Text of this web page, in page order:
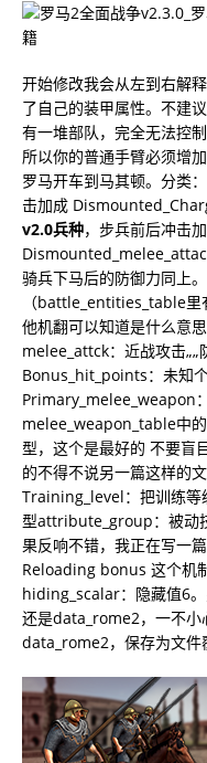
开始修改我会从左到右解
了自己的装甲属性。不建
有一堆部队，完全无法控
所以你的普通手臂必须增
罗马开车到马其顿。分类
击加成
v2.0兵种，步兵前后冲击加
骑兵下马后的防御力同上
（battle_entities_table
他机翻可以知道是什么意
melee_attck：近战攻击
Bonus_hit_points：未知
Primary_melee_weapon
melee_weapon_table中
型，这个是最好的 不要盲
的不得不说另一篇这样的
Training_level：把训练等
型attribute_group：被动
果反响不错，我正在写一
Reloading bonus 这个机
hiding_scalar：隐藏值6
还是data_rome2，一不小
data_rome2，保存为文件